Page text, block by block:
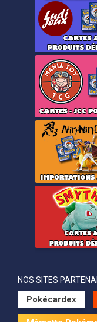
NOS SITES
Pokécardex